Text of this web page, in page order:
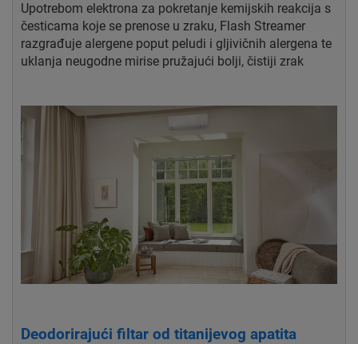
Upotrebom elektrona za pokretanje kemijskih reakcija s
česticama koje se prenose u zraku, Flash Streamer
razgrađuje alergene poput peludi i gljivičnih alergena te
uklanja neugodne mirise pružajući bolji, čistiji zrak
Deodorirajući filtar od titanijevog apatita